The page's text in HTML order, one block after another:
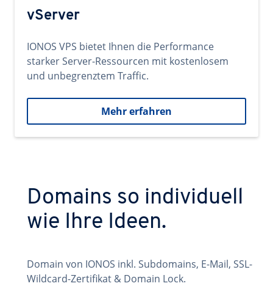
vServer
IONOS VPS bietet Ihnen die Performance
starker Server-Ressourcen mit kostenlosem
und unbegrenztem Traffic.
Mehr erfahren
Domains so individuell
wie Ihre Ideen.
Domain von IONOS inkl. Subdomains, E-Mail, SSL-
Wildcard-Zertifikat & Domain Lock.